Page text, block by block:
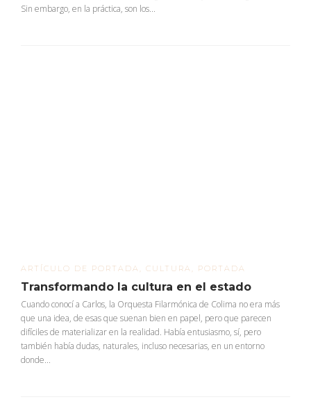
Sin embargo, en la práctica, son los...
ARTÍCULO DE PORTADA CULTURA PORTADA
Transformando la cultura en el estado
Cuando conocí a Carlos, la Orquesta Filarmónica de Colima no era más
que una idea, de esas que suenan bien en papel, pero que parecen
difíciles de materializar en la realidad. Había entusiasmo, sí, pero
también había dudas, naturales, incluso necesarias, en un entorno
donde...